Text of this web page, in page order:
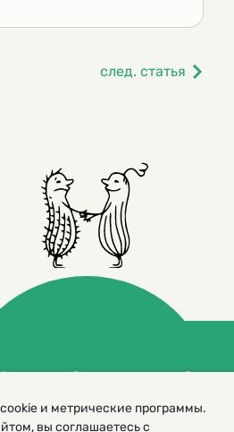
след. статья
иллюстрированный
только с разрешения редакторов
и метрические программы.
вы соглашаетесь с